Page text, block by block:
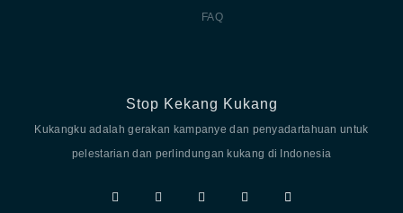
Stop Kekang Kukang
Kukangku adalah gerakan kampanye dan penyadartahuan untuk
pelestarian dan perlindungan kukang di Indonesia
FAQ